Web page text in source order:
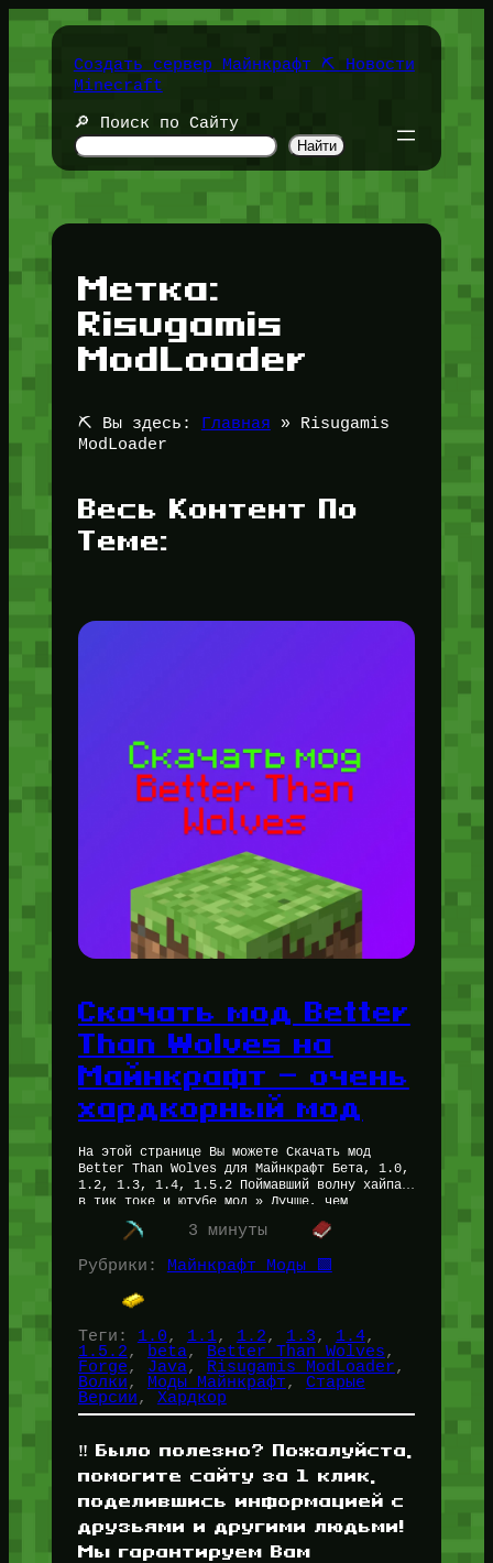
Перейти
содержимомуСоздать сервер Майнкрафт ⛏️ Новости
Minecraft
🔎 Поиск по Сайту
Найти
Метка:
Risugamis
ModLoader
⛏️ Вы здесь: Главная » Risugamis
ModLoader
Весь Контент По
Теме:
Скачать мод Better
Than Wolves на
Майнкрафт — очень
хардкорный мод
На этой странице Вы можете Скачать мод
Better Than Wolves для Майнкрафт Бета, 1.0,
1.2, 1.3, 1.4, 1.5.2 Поймавший волну хайпа
в тик токе и ютубе мод » Лучше, чем…
3 минуты
Рубрики: Майнкрафт Моды 🟩
Теги: 1.0, 1.1, 1.2, 1.3, 1.4
1.5.2, beta, Better Than Wolves
Forge, Java, Risugamis ModLoader
Волки, Моды Майнкрафт, Старые
Версии, Хардкор
‼️ Было полезно? Пожалуйста,
помогите сайту за 1 клик,
поделившись информацией с
друзьями и другими людьми!
Мы гарантируем Вам